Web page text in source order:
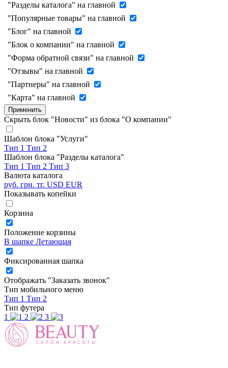
"Разделы каталога" на главной
"Популярные товары" на главной
"Блог" на главной
"Блок о компании" на главной
"Форма обратной связи" на главной
"Отзывы" на главной
"Партнеры" на главной
"Карта" на главной
Применить
Скрыть блок "Новости" из блока "О компании"
Шаблон блока "Услуги"
Тип 1 Тип 2
Шаблон блока "Разделы каталога"
Тип 1 Тип 2 Тип 3
Валюта каталога
руб. грн. тг. USD EUR
Показывать копейки
Корзина
Положение корзины
В шапке Летающая
Фиксированная шапка
Отображать "Заказать звонок"
Тип мобильного меню
Тип 1 Тип 2
Тип футера
1
2 3